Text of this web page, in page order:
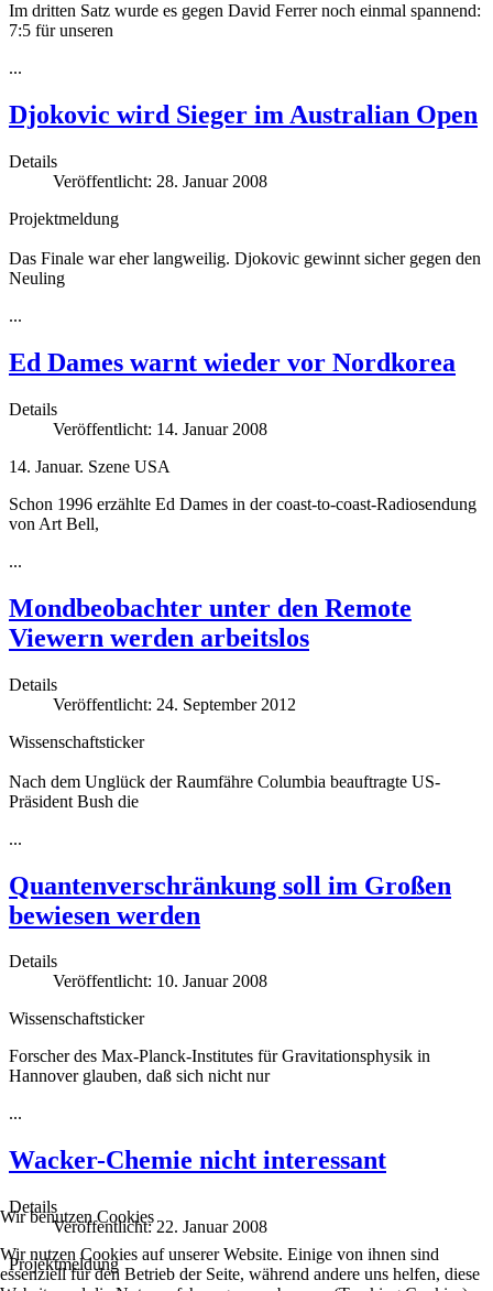
Im dritten Satz wurde es gegen David Ferrer noch einmal spannend:
7:5 für unseren
...
Djokovic wird Sieger im Australian Open
Details
Veröffentlicht: 28. Januar 2008
Projektmeldung
Das Finale war eher langweilig. Djokovic gewinnt sicher gegen den
Neuling
...
Ed Dames warnt wieder vor Nordkorea
Details
Veröffentlicht: 14. Januar 2008
14. Januar. Szene USA
Schon 1996 erzählte Ed Dames in der coast-to-coast-Radiosendung
von Art Bell,
...
Mondbeobachter unter den Remote
Viewern werden arbeitslos
Details
Veröffentlicht: 24. September 2012
Wissenschaftsticker
Nach dem Unglück der Raumfähre Columbia beauftragte US-
Präsident Bush die
...
Quantenverschränkung soll im Großen
bewiesen werden
Details
Veröffentlicht: 10. Januar 2008
Wissenschaftsticker
Forscher des Max-Planck-Institutes für Gravitationsphysik in
Hannover glauben, daß sich nicht nur
...
Wacker-Chemie nicht interessant
Details
Veröffentlicht: 22. Januar 2008
Projektmeldung
Wir benutzen Cookies
Wir nutzen Cookies auf unserer Website. Einige von ihnen sind
essenziell für den Betrieb der Seite, während andere uns helfen, diese